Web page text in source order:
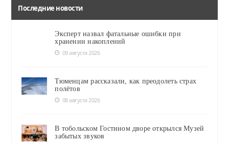
Последние новости
Эксперт назвал фатальные ошибки при
хранении накоплений
09 августа 2026
Тюменцам рассказали, как преодолеть страх
полётов
08 августа 2026
В тобольском Гостином дворе открылся Музей
забытых звуков